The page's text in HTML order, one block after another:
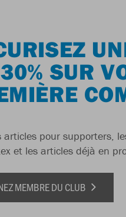
SUR
articles pour supporters,
et les articles déjà en
MEMBRE DU CLUB